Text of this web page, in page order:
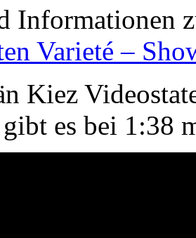
Informationen
Varieté –
Kiez
es bei 1:38